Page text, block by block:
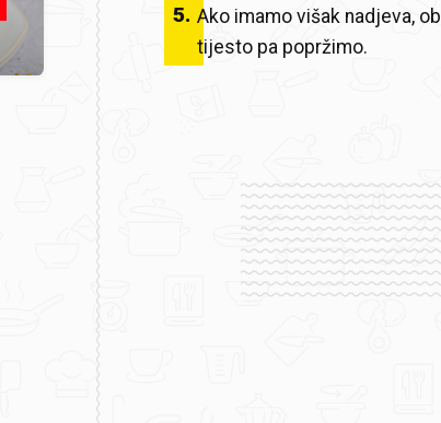
5. Ako imamo višak nadjeva,
tijesto pa popržimo.